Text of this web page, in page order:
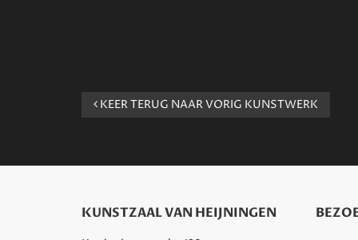
KEER TERUG NAAR VORIG KUNSTWERK
KUNSTZAAL VAN HEIJNINGEN